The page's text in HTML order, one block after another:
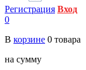
Регистрация Вход
0
В корзине 0 товара
на сумму